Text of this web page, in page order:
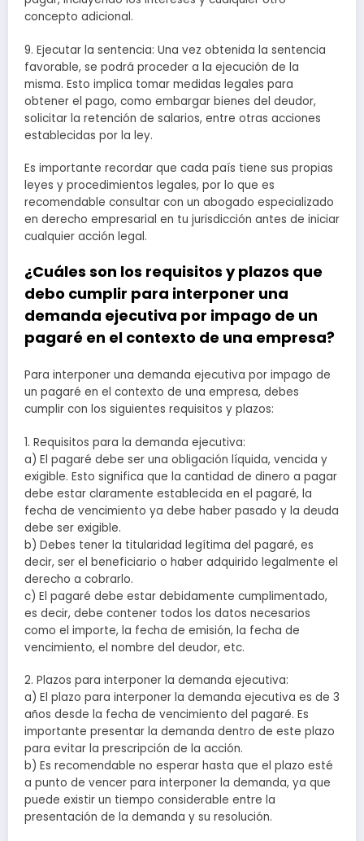
concepto adicional.
9. Ejecutar la sentencia: Una vez obtenida la sentencia
favorable, se podrá proceder a la ejecución de la
misma. Esto implica tomar medidas legales para
obtener el pago, como embargar bienes del deudor,
solicitar la retención de salarios, entre otras acciones
establecidas por la ley.
Es importante recordar que cada país tiene sus propias
leyes y procedimientos legales, por lo que es
recomendable consultar con un abogado especializado
en derecho empresarial en tu jurisdicción antes de iniciar
cualquier acción legal.
¿Cuáles son los requisitos y plazos que
debo cumplir para interponer una
demanda ejecutiva por impago de un
pagaré en el contexto de una empresa?
Para interponer una demanda ejecutiva por impago de
un pagaré en el contexto de una empresa, debes
cumplir con los siguientes requisitos y plazos:
1. Requisitos para la demanda ejecutiva:
a) El pagaré debe ser una obligación líquida, vencida y
exigible. Esto significa que la cantidad de dinero a pagar
debe estar claramente establecida en el pagaré, la
fecha de vencimiento ya debe haber pasado y la deuda
debe ser exigible.
b) Debes tener la titularidad legítima del pagaré, es
decir, ser el beneficiario o haber adquirido legalmente el
derecho a cobrarlo.
c) El pagaré debe estar debidamente cumplimentado,
es decir, debe contener todos los datos necesarios
como el importe, la fecha de emisión, la fecha de
vencimiento, el nombre del deudor, etc.
2. Plazos para interponer la demanda ejecutiva:
a) El plazo para interponer la demanda ejecutiva es de 3
años desde la fecha de vencimiento del pagaré. Es
importante presentar la demanda dentro de este plazo
para evitar la prescripción de la acción.
b) Es recomendable no esperar hasta que el plazo esté
a punto de vencer para interponer la demanda, ya que
puede existir un tiempo considerable entre la
presentación de la demanda y su resolución.